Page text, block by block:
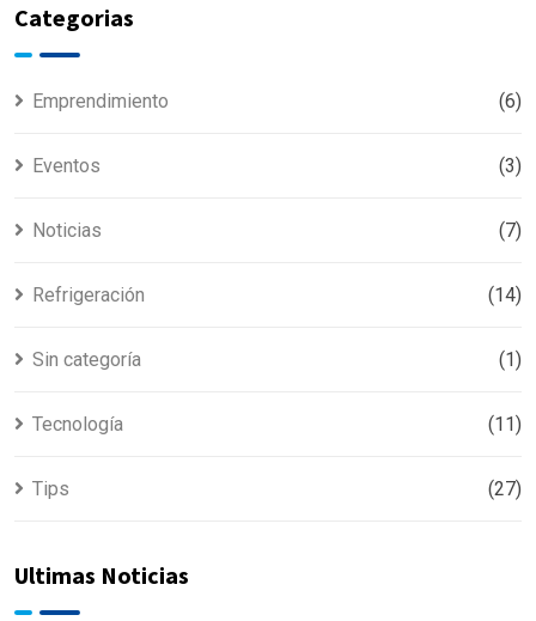
Categorias
Emprendimiento (6)
Eventos (3)
Noticias (7)
Refrigeración (14)
Sin categoría (1)
Tecnología (11)
Tips (27)
Ultimas Noticias